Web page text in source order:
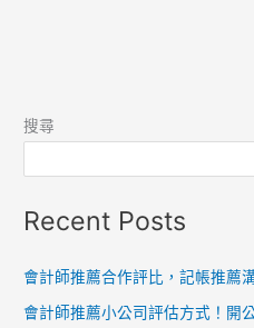
搜尋
Recent Posts
會計師推薦合作評比，記帳推薦
會計師推薦小公司評估方式！開